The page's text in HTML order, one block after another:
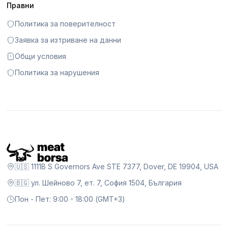
Правни
Политика за поверителност
Заявка за изтриване на данни
Общи условия
Политика за нарушения
🇺🇸 1111B S Governors Ave STE 7377, Dover, DE 19904, USA
🇧🇬 ул. Шейново 7, ет. 7, София 1504, България
Пон - Пет: 9:00 - 18:00 (GMT+3)